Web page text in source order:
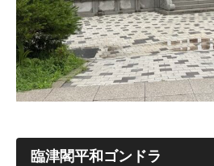
臨津閣平和ゴンドラ